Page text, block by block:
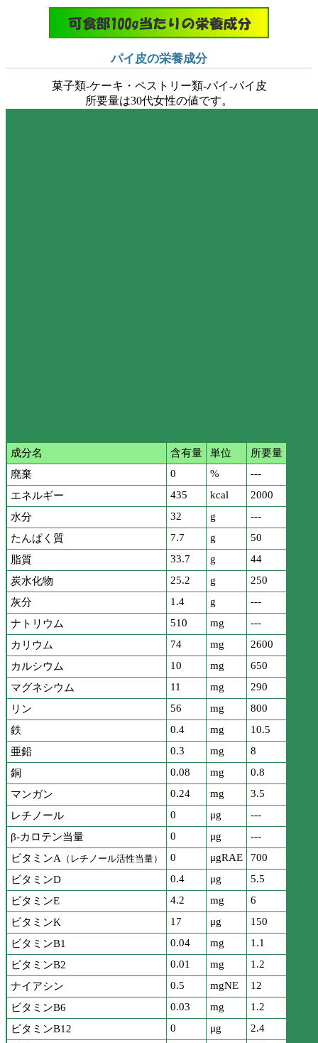
パイ皮の栄養成分
菓子類-ケーキ・ペストリー類-パイ-パイ皮
所要量は30代女性の値です。
成分名 含有量 単位
所要量
廃棄
0 %
---
エネルギー
435 kcal
2000
水分
32 g
---
たんぱく質
7.7 g
50
脂質
33.7 g
44
炭水化物
25.2 g
250
灰分
1.4 g
---
ナトリウム
510 mg
---
カリウム
74 mg
2600
カルシウム
10 mg
650
マグネシウム
11 mg
290
リン
56 mg
800
鉄
0.4 mg
10.5
亜鉛
0.3 mg
8
銅
0.08 mg
0.8
マンガン
0.24 mg
3.5
レチノール
0 μg
---
β-カロテン当量
0 μg
---
ビタミンA （レチノール活性当量） 0 μgRAE
700
ビタミンD
0.4 μg
5.5
ビタミンE
4.2 mg
6
ビタミンK
17 μg
150
ビタミンB1
0.04 mg
1.1
ビタミンB2
0.01 mg
1.2
ナイアシン
0.5 mgNE
12
ビタミンB6
0.03 mg
1.2
ビタミンB12
0 μg
2.4